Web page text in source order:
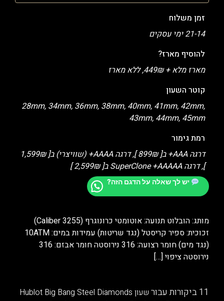
זמן משלוח
21-14 ימי עסקים
להוסיף מארז?
מארז מלא + 449₪, ללא מארז
קוטר השעון
28mm, 34mm, 36mm, 38mm, 40mm, 41mm, 42mm,
43mm, 44mm, 45mm
רמת גימור
דרגה AAA+ ב[ 899₪ ], דרגה AAAA+ (שוויצרי) ב[ 1,599₪
], דרגה SuperClone +AAAAA ב[ 2,599₪ ]
יש לך שאלה על הדגם הזה?
מותג: הובלוט תנועה: אוטומטי כרונוגרף (Caliber 3255)
זכוכית: ספיר קריסטל (נגד שריטות) עמידות במים: 10ATM
(נגד מים) חומר רצועה: 316 נירוסטה חומר אבזם: 316
נירוסטה ציפוי […]
11 ביקורות עבור
שעון Hublot Big Bang Steel Diamonds